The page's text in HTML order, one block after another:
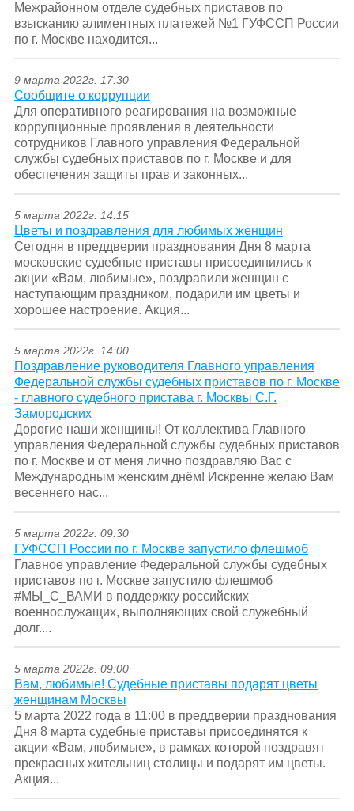
Межрайонном отделе судебных приставов по
взысканию алиментных платежей №1 ГУФССП России
по г. Москве находится...
9 марта 2022г. 17:30
Сообщите о коррупции
Для оперативного реагирования на возможные
коррупционные проявления в деятельности
сотрудников Главного управления Федеральной
службы судебных приставов по г. Москве и для
обеспечения защиты прав и законных...
5 марта 2022г. 14:15
Цветы и поздравления для любимых женщин
Сегодня в преддверии празднования Дня 8 марта
московские судебные приставы присоединились к
акции «Вам, любимые», поздравили женщин с
наступающим праздником, подарили им цветы и
хорошее настроение. Акция...
5 марта 2022г. 14:00
Поздравление руководителя Главного управления
Федеральной службы судебных приставов по г. Москве
- главного судебного пристава г. Москвы С.Г.
Замородских
Дорогие наши женщины! От коллектива Главного
управления Федеральной службы судебных приставов
по г. Москве и от меня лично поздравляю Вас с
Международным женским днём! Искренне желаю Вам
весеннего нас...
5 марта 2022г. 09:30
ГУФССП России по г. Москве запустило флешмоб
Главное управление Федеральной службы судебных
приставов по г. Москве запустило флешмоб
#МЫ_С_ВАМИ в поддержку российских
военнослужащих, выполняющих свой служебный
долг....
5 марта 2022г. 09:00
Вам, любимые! Судебные приставы подарят цветы
женщинам Москвы
5 марта 2022 года в 11:00 в преддверии празднования
Дня 8 марта судебные приставы присоединятся к
акции «Вам, любимые», в рамках которой поздравят
прекрасных жительниц столицы и подарят им цветы.
Акция...